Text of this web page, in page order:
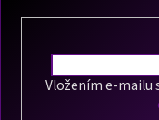
Vložením e-mailu